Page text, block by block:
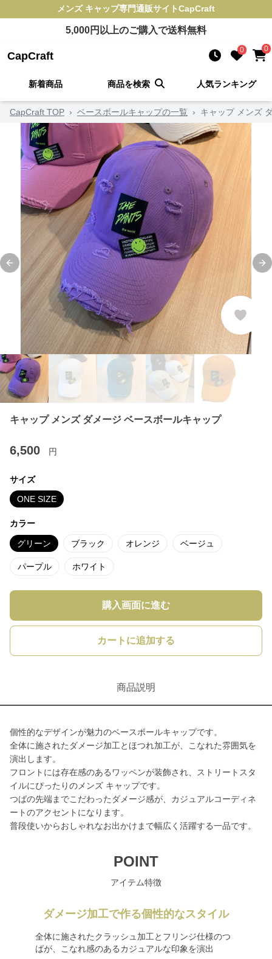
メンズ キャップ専門通販サイトCapCraft
5,000円以上のご購入で送料無料
CapCraft 0 0
新着商品 商品を検索 人気ランキング
CapCraft TOP › ベースボールキャップの一覧 › キャップ メンズ
Previous slide
キャップ メンズ ダメージ ベースボールキャップ
6,500 円
サイズ
ONE SIZE
カラー
グリーン ブラック オレンジ ベージュ
パープル ホワイト
購入画面に進む
カートに追加する
商品説明
個性的なデザインが魅力のベースボールキャップです。
全体に施されたダメージ加工とほつれ加工が、こなれた雰囲気を
演出します。
フロントには存在感のあるワッペンが装飾され、ストリートスタ
イルにぴったりのメンズ キャップです。
つばの先端までこだわったダメージ感が、カジュアルコーディネ
ートのアクセントになります。
普段使いからおしゃれなお出かけまで幅広く活躍する一品です。
POINT
アイテム特徴
ダメージ加工で作る個性的なスタイル
全体に施されたクラッシュ加工とフリンジ仕様のつ
ばが、こなれ感のあるカジュアルな印象を演出